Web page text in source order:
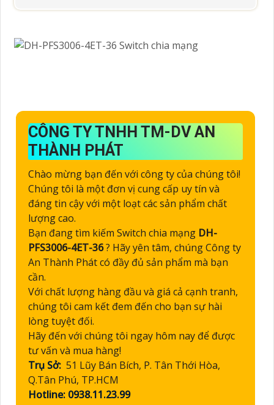
CÔNG TY TNHH TM-DV AN
THÀNH PHÁT
Chào mừng bạn đến với công ty của chúng tôi!
Chúng tôi là một đơn vị cung cấp uy tín và
đáng tin cậy với một loạt các sản phẩm chất
lượng cao.
Bạn đang tìm kiếm Switch chia mạng DH-
PFS3006-4ET-36? Hãy yên tâm, chúng Công ty
An Thành Phát có đầy đủ sản phẩm mà bạn
cần.
Với chất lượng hàng đầu và giá cả cạnh tranh,
chúng tôi cam kết đem đến cho bạn sự hài
lòng tuyệt đối.
Hãy đến với chúng tôi ngay hôm nay để được
tư vấn và mua hàng!
Trụ Sở: 51 Lũy Bán Bích, P. Tân Thới Hòa,
Q.Tân Phú, TP.HCM
Hotline: 0938.11.23.99